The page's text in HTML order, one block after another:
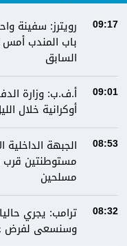
09:17
رويترز: سفينة
السابق
09:01
أوكرانية خلال
08:53
الجبهة الداخلية
مستوطنتين قرب
مسلحين
08:32
ترامب: يجري
وسنسعى لفرض